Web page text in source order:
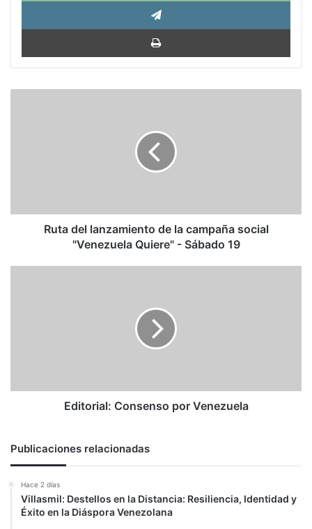
Quiere"
Ruta del lanzamiento de la campaña social
"Venezuela Quiere" - Sábado 19
Editorial: Consenso por Venezuela
Publicaciones relacionadas
Hace 2 días
Villasmil: Destellos en la Distancia: Resiliencia, Identidad y
Éxito en la Diáspora Venezolana